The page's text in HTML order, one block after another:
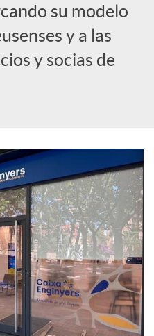
su modelo
y a las
y socias de